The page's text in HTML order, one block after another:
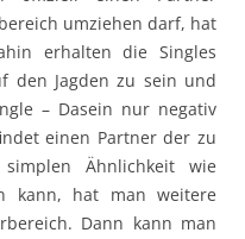
umziehen darf, hat
erhalten die Singles
den Jagden zu sein und
– Dasein nur negativ
einen Partner der zu
Ähnlichkeit wie
kann, hat man weitere
Dann kann man